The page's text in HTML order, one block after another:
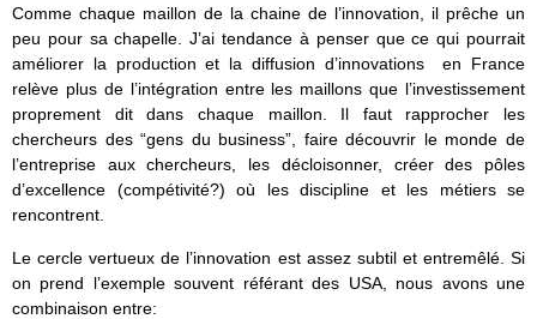
Comme chaque maillon de la chaine de l’innovation, il prêche un
peu pour sa chapelle. J’ai tendance à penser que ce qui pourrait
améliorer la production et la diffusion d’innovations en France
relève plus de l’intégration entre les maillons que l’investissement
proprement dit dans chaque maillon. Il faut rapprocher les
chercheurs des “gens du business”, faire découvrir le monde de
l’entreprise aux chercheurs, les décloisonner, créer des pôles
d’excellence (compétivité?) où les discipline et les métiers se
rencontrent.
Le cercle vertueux de l’innovation est assez subtil et entremêlé. Si
on prend l’exemple souvent référant des USA, nous avons une
combinaison entre: